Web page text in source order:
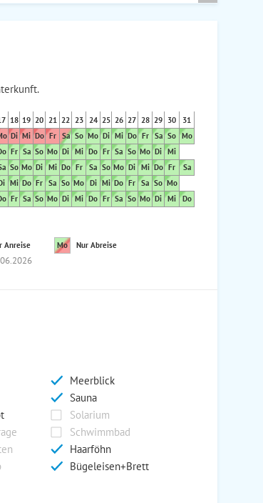
18 19 20 21 22 23 24 25 26 27 28 29 30
31
Di Mi Do Fr Sa So Mo Di Mi Do Fr Sa So Mo
Fr Sa So Mo Di Mi Do Fr Sa So Mo Di Mi
So Mo Di Mi Do Fr Sa So Mo Di Mi Do Fr
Sa
Mi Do Fr Sa So Mo Di Mi Do Fr Sa So Mo
Fr Sa So Mo Di Mi Do Fr Sa So Mo Di Mi Do
Anreise Mo Nur Abreise
Meerblick
Sauna
Solarium
Schwimmbad
Haarföhn
Bügeleisen+Brett